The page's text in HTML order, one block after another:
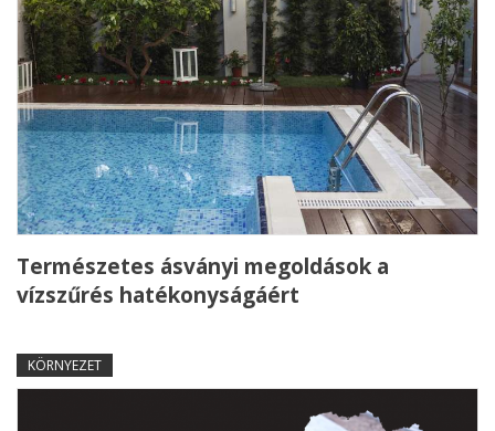
Természetes ásványi megoldások a
vízszűrés hatékonyságáért
KÖRNYEZET